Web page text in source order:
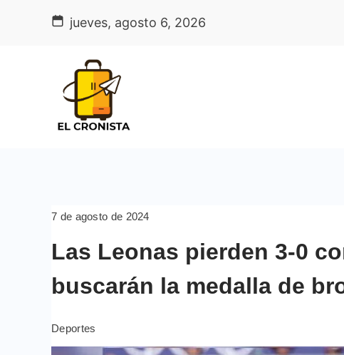
jueves, agosto 6, 2026
7 de agosto de 2024
Las Leonas pierden 3-0
buscarán la medalla de
Deportes